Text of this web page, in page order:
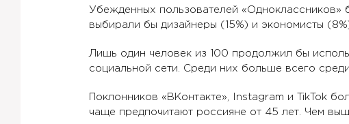
Убежденных пользователей «Одноклассников»
выбирали бы дизайнеры (15%) и экономисты
Лишь один человек из 100 продолжил бы
социальной сети. Среди них больше всего
Поклонников «ВКонтакте», Instagram и TikTok
чаще предпочитают россияне от 45 лет. Чем